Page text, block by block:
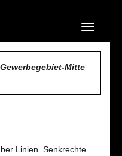
Navigation
Gewerbegebiet-Mitte
Linien. Senkrechte